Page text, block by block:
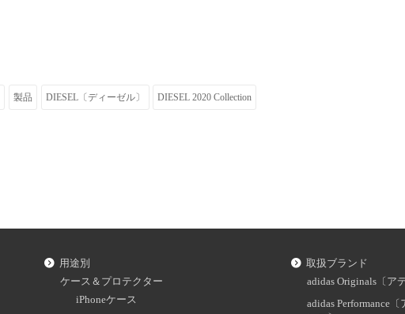
製品 DIESEL〔ディーゼル〕 DIESEL 2020 Collection
用途別
ケース＆プロテクター
iPhoneケース
取扱ブランド
adidas Originals〔ア
adidas Performance